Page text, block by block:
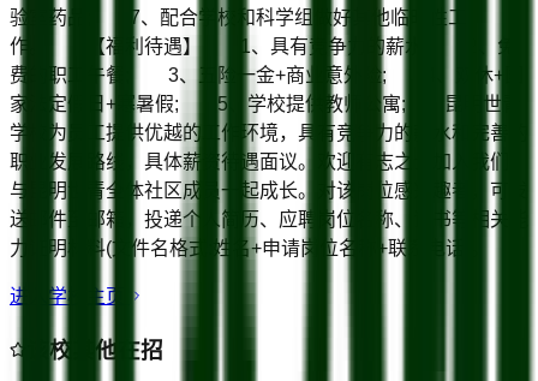
验室药品; 7、配合学校和科学组做好其他临时性工
作。 【福利待遇】 1、具有竞争力的薪水; 2、免
费的职工午餐; 3、五险一金+商业意外险; 4、双休+国
家法定假日+寒暑假; 5、学校提供教师公寓; 昆明世青
学校为员工提供优越的工作环境，具有竞争力的薪水和完善的
职业发展路线，具体薪资待遇面议。欢迎有志之士加入我们，
与昆明世青全体社区成员一起成长。对该岗位感兴趣者，可发
送邮件至邮箱，投递个人简历、应聘岗位名称、证书等相关能
力证明材料(文件名格式:姓名+申请岗位名称+联系电话)。
进入学校主页
该校其他在招